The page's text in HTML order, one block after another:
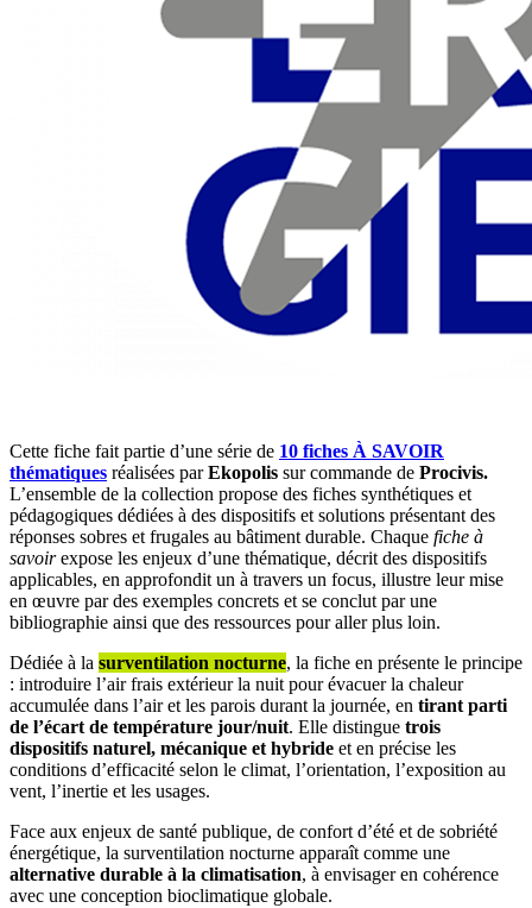
Cette fiche fait partie d’une série de 10 fiches À SAVOIR
thématiques réalisées parEkopolis sur commande de Procivis.
L’ensemble de la collection propose des fiches synthétiques et
pédagogiques dédiées à des dispositifs et solutions présentant des
réponses sobres et frugales au bâtiment durable. Chaque fiche à
savoirexpose les enjeux d’une thématique, décrit des dispositifs
applicables, en approfondit un à travers un focus, illustre leur mise
en œuvre par des exemples concrets et se conclut par une
bibliographie ainsi que des ressources pour aller plus loin.
Dédiée à la surventilation nocturne, la fiche en présente le principe
: introduire l’air frais extérieur la nuit pour évacuer la chaleur
accumulée dans l’air et les parois durant la journée, en tirant parti
de l’écart de température jour/nuit. Elle distingue trois
dispositifs naturel, mécanique et hybride et en précise les
conditions d’efficacité selon le climat, l’orientation, l’exposition au
vent, l’inertie et les usages.
Face aux enjeux de santé publique, de confort d’été et de sobriété
énergétique, la surventilation nocturne apparaît comme une
alternative durable à la climatisation, à envisager en cohérence
avec une conception bioclimatique globale.